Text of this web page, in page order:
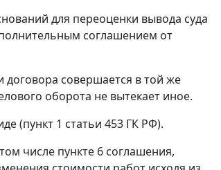
для переоценки вывода суда
соглашением от
совершается в той же
оборота не вытекает иное.
(пункт 1 статьи 453ГК РФ).
числе пункте 6 соглашения,